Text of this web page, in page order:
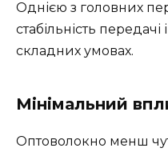
Однією з головних
стабільність передачі
складних умовах.
Мінімальний
Оптоволокно менш